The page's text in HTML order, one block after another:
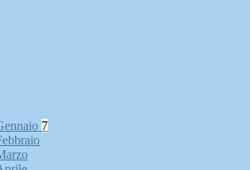
7